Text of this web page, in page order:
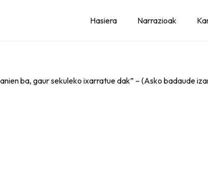
Hasiera Narrazioak
ba, gaur sekuleko ixarratue dak” – (Asko badaude